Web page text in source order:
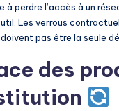
perdre l’accès à un
Les verrous
pas être la seule
des